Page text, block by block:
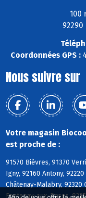
100
Coordonnées GPS :
Nous suivre sur
Votre magasin
est proche de :
91570 Bièvres, 91370
Igny, 92160 Antony,
Châtenay-Malabry, 92320
Fontenay-aux-Roses,